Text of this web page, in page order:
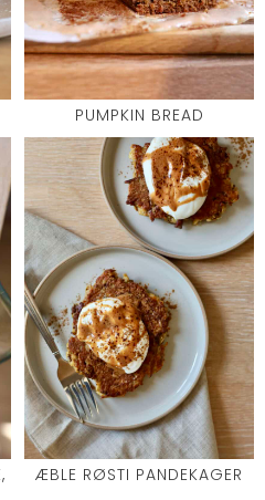
PUMPKIN BREAD
ÆBLE RØSTI PANDEKAGER